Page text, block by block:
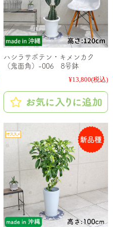
ハシラサボテン・キメンカク
（鬼面角）-006 8号鉢
¥13,800(税込)